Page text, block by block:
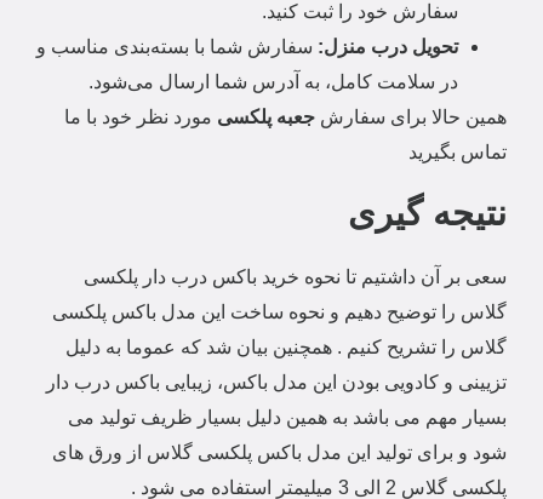
سفارش خود را ثبت کنید.
تحویل درب منزل: سفارش شما با بسته‌بندی مناسب و
در سلامت کامل، به آدرس شما ارسال می‌شود.
همین حالا برای سفارش جعبه پلکسی مورد نظر خود با ما
تماس بگیرید
نتیجه گیری
سعی بر آن داشتیم تا نحوه خرید باکس درب دار پلکسی
گلاس را توضیح دهیم و نحوه ساخت این مدل باکس پلکسی
گلاس را تشریح کنیم . همچنین بیان شد که عموما به دلیل
تزیینی و کادویی بودن این مدل باکس، زیبایی باکس درب دار
بسیار مهم می باشد به همین دلیل بسیار ظریف تولید می
شود و برای تولید این مدل باکس پلکسی گلاس از ورق های
پلکسی گلاس 2 الی 3 میلیمتر استفاده می شود .